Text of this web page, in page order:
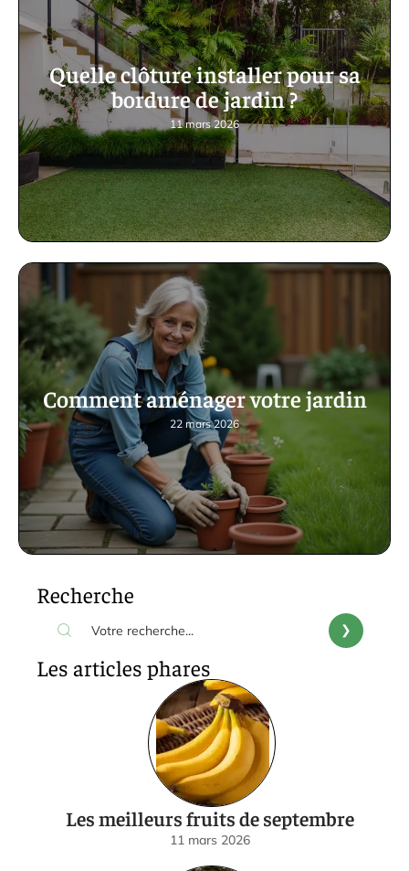
Quelle clôture installer pour sa
bordure de jardin ?
11 mars 2026
Comment aménager votre jardin
22 mars 2026
Recherche
Les articles phares
Les meilleurs fruits de septembre
11 mars 2026